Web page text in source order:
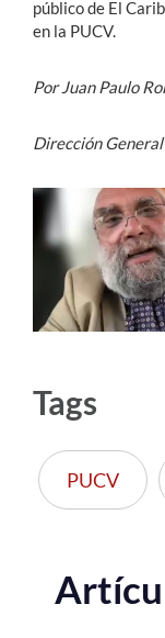
público de El
en la PUCV.
Por Juan Paulo
Dirección
Tags
PUCV